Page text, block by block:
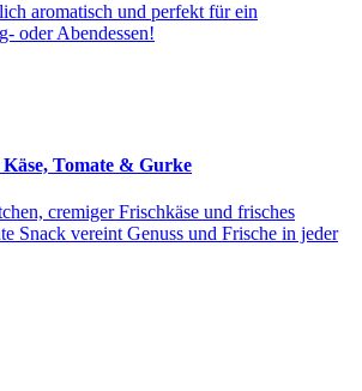
aromatisch und perfekt für ein
oder Abendessen!
Tomate & Gurke
cremiger Frischkäse und frisches
Snack vereint Genuss und Frische in jeder